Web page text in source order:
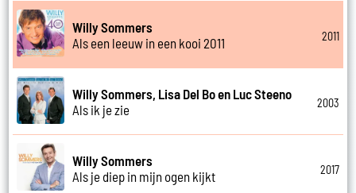
Willy Sommers
Als een leeuw in een kooi 2011
2011
Willy Sommers, Lisa Del Bo en Luc Steeno
Als ik je zie
2003
Willy Sommers
Als je diep in mijn ogen kijkt
2017